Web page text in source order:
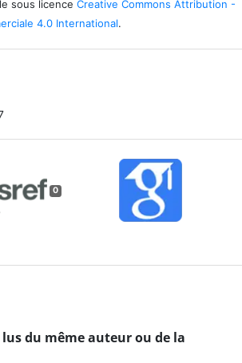
sous licence Creative Commons Attribution -
4.0 International.
0
du même auteur ou de la